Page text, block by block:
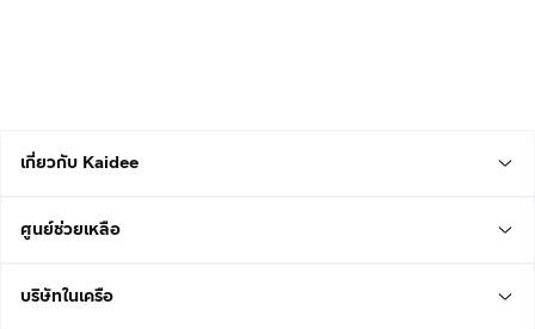
เกี่ยวกับ Kaidee
ศูนย์ช่วยเหลือ
บริษัทในเครือ